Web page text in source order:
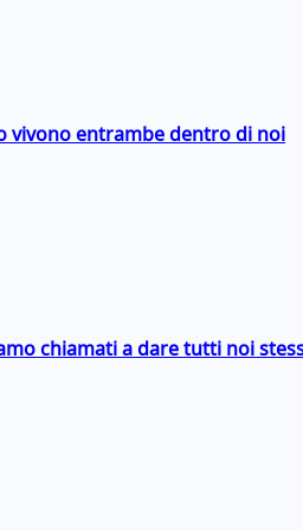
vivono entrambe dentro di noi
chiamati a dare tutti noi